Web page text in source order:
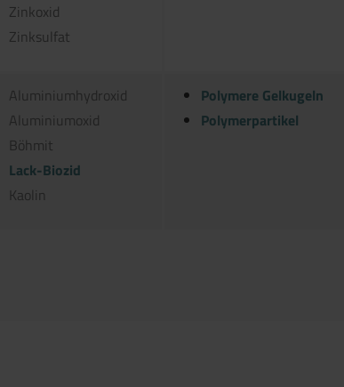
Zinkoxid
Zinksulfat
Aluminiumhydroxid
Aluminiumoxid
Böhmit
Lack-Biozid
Kaolin
Polymere Gelkugeln
Polymerpartikel